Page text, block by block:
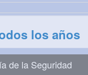
los años
de la Seguridad